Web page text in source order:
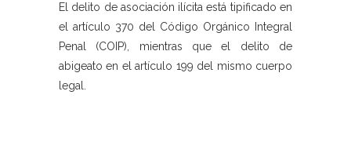
El delito de asociación ilícita está tipificado en
el artículo 370 del Código Orgánico Integral
Penal (COIP), mientras que el delito de
abigeato en el artículo 199 del mismo cuerpo
legal.